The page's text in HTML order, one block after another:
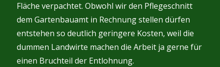
Fläche verpachtet. Obwohl wir den Pflegeschnitt
dem Gartenbauamt in Rechnung stellen dürfen
entstehen so deutlich geringere Kosten, weil die
dummen Landwirte machen die Arbeit ja gerne für
einen Bruchteil der Entlohnung.